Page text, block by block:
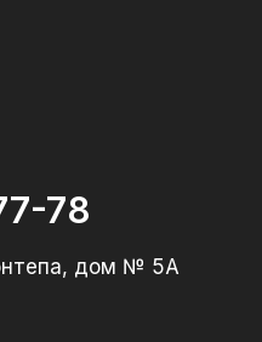
78
дом № 5А